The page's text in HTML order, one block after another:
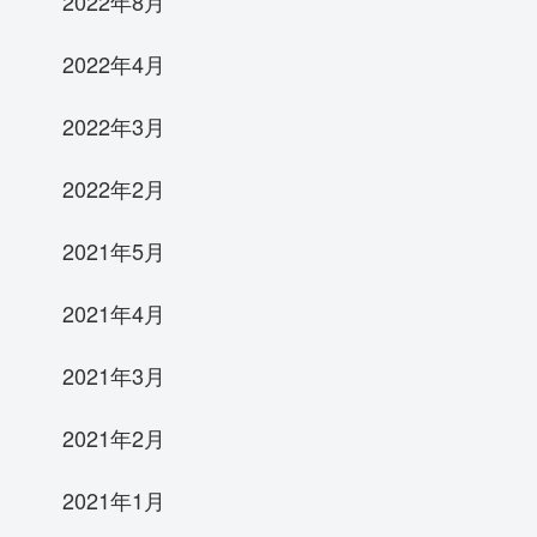
2022年4月
2022年3月
2022年2月
2021年5月
2021年4月
2021年3月
2021年2月
2021年1月